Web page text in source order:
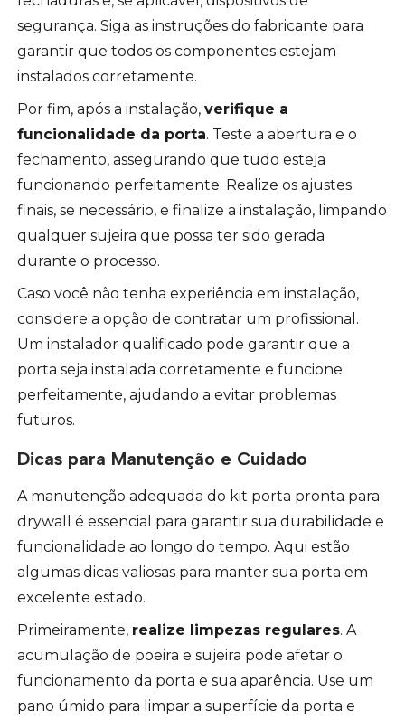
segurança. Siga as instruções do fabricante para
garantir que todos os componentes estejam
instalados corretamente.
Por fim, após a instalação,verifique a
funcionalidade da porta. Teste a abertura e o
fechamento, assegurando que tudo esteja
funcionando perfeitamente. Realize os ajustes
finais, se necessário, e finalize a instalação, limpando
qualquer sujeira que possa ter sido gerada
durante o processo.
Caso você não tenha experiência em instalação,
considere a opção de contratar um profissional.
Um instalador qualificado pode garantir que a
porta seja instalada corretamente e funcione
perfeitamente, ajudando a evitar problemas
futuros.
Dicas para Manutenção e Cuidado
A manutenção adequada do kit porta pronta para
drywall é essencial para garantir sua durabilidade e
funcionalidade ao longo do tempo. Aqui estão
algumas dicas valiosas para manter sua porta em
excelente estado.
Primeiramente, realize limpezas regulares. A
acumulação de poeira e sujeira pode afetar o
funcionamento da porta e sua aparência. Use um
pano úmido para limpar a superfície da porta e